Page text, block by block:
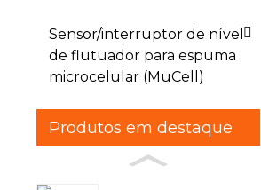
Sensor/interruptor de nível
de flutuador para espuma
microcelular (MuCell)
Produtos em destaque